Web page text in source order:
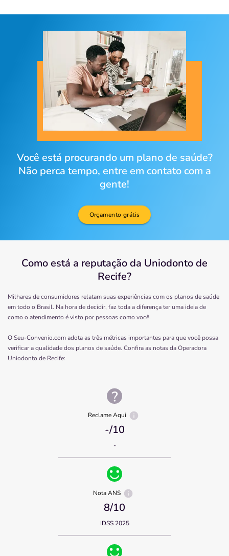
Você está procurando um plano de saúde?
Não perca tempo, entre em contato com a
gente!
Orçamento grátis
Como está a reputação da Uniodonto de
Recife?
Milhares de consumidores relatam suas experiências com os planos de saúde
em todo o Brasil. Na hora de decidir, faz toda a diferença ter uma ideia de
como o atendimento é visto por pessoas como você.
O Seu-Convenio.com adota as três métricas importantes para que você possa
verificar a qualidade dos planos de saúde. Confira as notas da Operadora
Uniodonto de Recife:
Reclame Aqui
-/10
-
Nota ANS
8/10
IDSS 2025